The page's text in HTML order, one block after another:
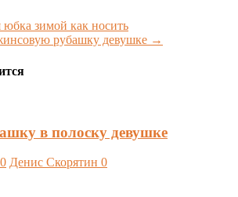
зимой как носить
рубашку девушке →
в полоску девушке
Денис Скорятин 0